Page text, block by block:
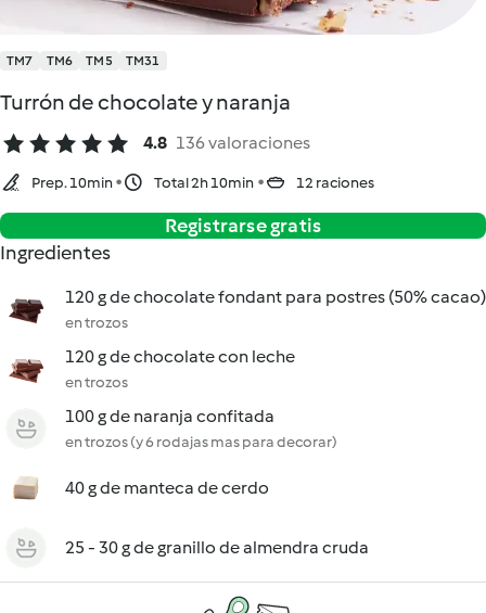
TM7 TM6 TM5 TM31
Turrón de chocolate y naranja
4.8 136 valoraciones
Prep. 10min Total 2h 10min 12 raciones
Registrarse gratis
Ingredientes
120 g de chocolate fondant para postres (50% cacao)
en trozos
120 g de chocolate con leche
en trozos
100 g de naranja confitada
en trozos (y 6 rodajas mas para decorar)
40 g de manteca de cerdo
25 - 30 g de granillo de almendra cruda